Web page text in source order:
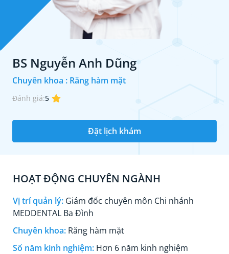
BS Nguyễn Anh Dũng
Chuyên khoa : Răng hàm mặt
Đánh giá:5
Đặt lịch khám
HOẠT ĐỘNG CHUYÊN NGÀNH
Vị trí quản lý: Giám đốc chuyên môn Chi nhánh
MEDDENTAL Ba Đình
Chuyên khoa: Răng hàm mặt
Số năm kinh nghiệm: Hơn 6 năm kinh nghiệm